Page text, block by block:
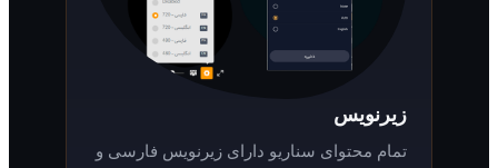
تمام محتوای سناریو دارای زیرنویس فارسی و